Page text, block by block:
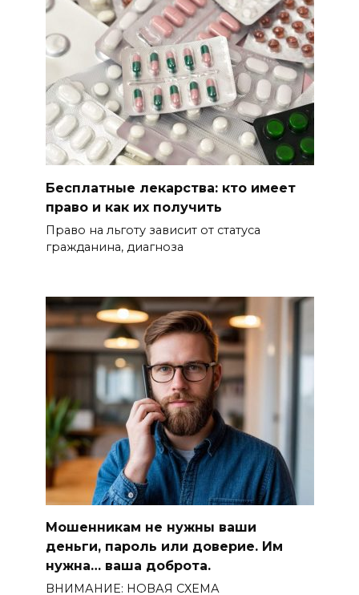
Бесплатные лекарства: кто имеет
право и как их получить
Право на льготу зависит от статуса
гражданина, диагноза
Мошенникам не нужны ваши
деньги, пароль или доверие. Им
нужна… ваша доброта.
ВНИМАНИЕ: НОВАЯ СХЕМА